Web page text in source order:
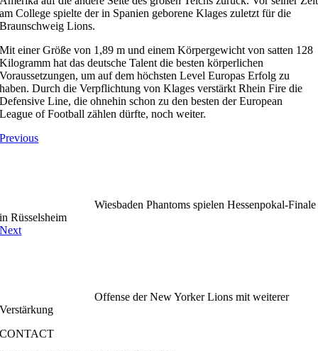
am College spielte der in Spanien geborene Klages zuletzt für die
Braunschweig Lions.
Mit einer Größe von 1,89 m und einem Körpergewicht von satten 128
Kilogramm hat das deutsche Talent die besten körperlichen
Voraussetzungen, um auf dem höchsten Level Europas Erfolg zu
haben. Durch die Verpflichtung von Klages verstärkt Rhein Fire die
Defensive Line, die ohnehin schon zu den besten der European
League of Football zählen dürfte, noch weiter.
Previous
Wiesbaden Phantoms spielen Hessenpokal-Finale
in Rüsselsheim
Next
Offense der New Yorker Lions mit weiterer
Verstärkung
CONTACT